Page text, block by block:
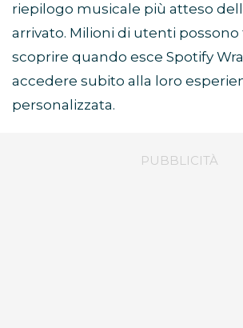
riepilogo musicale più atteso
arrivato. Milioni di utenti
scoprire quando esce Spotify
accedere subito alla loro
personalizzata.